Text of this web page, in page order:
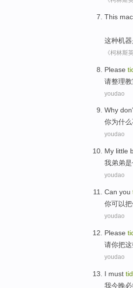
This
这种机器
《柯林斯
Please
请整理
youdao
Why
你为什么
youdao
My little
我弟弟
youdao
Can you
你可以把
youdao
Please
请你把
youdao
I must
我今晚